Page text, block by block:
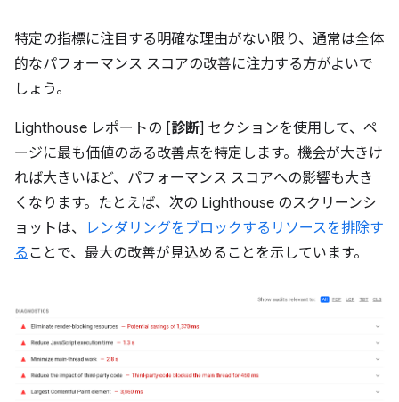
特定の指標に注目する明確な理由がない限り、通常は全体
的なパフォーマンス スコアの改善に注力する方がよいで
しょう。
Lighthouse レポートの [診断] セクションを使用して、ペ
ージに最も価値のある改善点を特定します。機会が大きけ
れば大きいほど、パフォーマンス スコアへの影響も大き
くなります。たとえば、次の Lighthouse のスクリーンシ
ョットは、
レンダリングをブロックするリソースを排除す
る ことで、最大の改善が見込めることを示しています。